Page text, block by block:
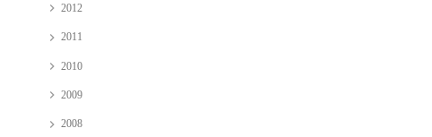
2012
2011
2010
2009
2008